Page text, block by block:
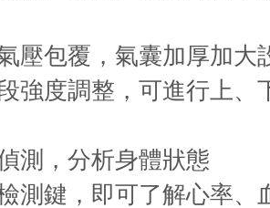
壓包覆，氣囊加厚加大
強度調整，可進行上、
測，分析身體狀態
測鍵，即可了解心率、